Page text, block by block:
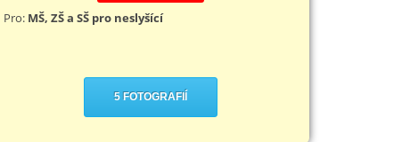
Pro: MŠ, ZŠ a SŠ pro neslyšící
5 FOTOGRAFIÍ